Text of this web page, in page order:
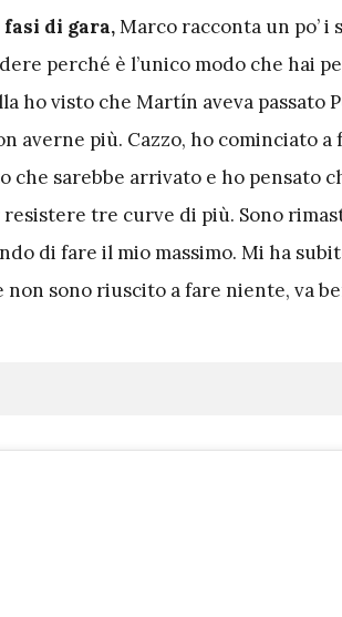
di gara,Marco racconta un po’ i
perché è l’unico modo che hai
ho visto che Martín aveva passato
averne più. Cazzo, ho cominciato a
sarebbe arrivato e ho pensato
tre curve di più. Sono
di fare il mio massimo. Mi ha
sono riuscito a fare niente, va